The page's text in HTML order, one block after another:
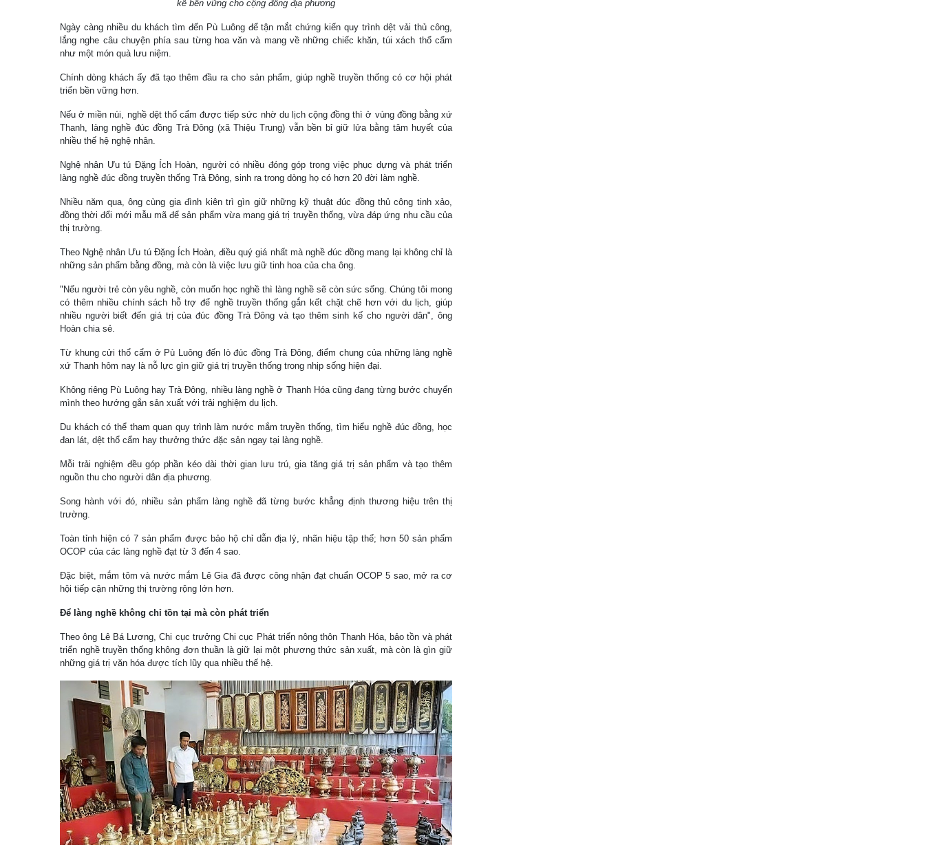
kế bền vững cho cộng đồng địa phương
Ngày càng nhiều du khách tìm đến Pù Luông để tận mắt chứng kiến quy trình dệt vải thủ công,
lắng nghe câu chuyện phía sau từng hoa văn và mang về những chiếc khăn, túi xách thổ cẩm
như một món quà lưu niệm.
Chính dòng khách ấy đã tạo thêm đầu ra cho sản phẩm, giúp nghề truyền thống có cơ hội phát
triển bền vững hơn.
Nếu ở miền núi, nghề dệt thổ cẩm được tiếp sức nhờ du lịch cộng đồng thì ở vùng đồng bằng xứ
Thanh, làng nghề đúc đồng Trà Đông (xã Thiệu Trung) vẫn bền bỉ giữ lửa bằng tâm huyết của
nhiều thế hệ nghệ nhân.
Nghệ nhân Ưu tú Đặng Ích Hoàn, người có nhiều đóng góp trong việc phục dựng và phát triển
làng nghề đúc đồng truyền thống Trà Đông, sinh ra trong dòng họ có hơn 20 đời làm nghề.
Nhiều năm qua, ông cùng gia đình kiên trì gìn giữ những kỹ thuật đúc đồng thủ công tinh xảo,
đồng thời đổi mới mẫu mã để sản phẩm vừa mang giá trị truyền thống, vừa đáp ứng nhu cầu của
thị trường.
Theo Nghệ nhân Ưu tú Đặng Ích Hoàn, điều quý giá nhất mà nghề đúc đồng mang lại không chỉ là
những sản phẩm bằng đồng, mà còn là việc lưu giữ tinh hoa của cha ông.
"Nếu người trẻ còn yêu nghề, còn muốn học nghề thì làng nghề sẽ còn sức sống. Chúng tôi mong
có thêm nhiều chính sách hỗ trợ để nghề truyền thống gắn kết chặt chẽ hơn với du lịch, giúp
nhiều người biết đến giá trị của đúc đồng Trà Đông và tạo thêm sinh kế cho người dân", ông
Hoàn chia sẻ.
Từ khung cửi thổ cẩm ở Pù Luông đến lò đúc đồng Trà Đông, điểm chung của những làng nghề
xứ Thanh hôm nay là nỗ lực gìn giữ giá trị truyền thống trong nhịp sống hiện đại.
Không riêng Pù Luông hay Trà Đông, nhiều làng nghề ở Thanh Hóa cũng đang từng bước chuyển
mình theo hướng gắn sản xuất với trải nghiệm du lịch.
Du khách có thể tham quan quy trình làm nước mắm truyền thống, tìm hiểu nghề đúc đồng, học
đan lát, dệt thổ cẩm hay thưởng thức đặc sản ngay tại làng nghề.
Mỗi trải nghiệm đều góp phần kéo dài thời gian lưu trú, gia tăng giá trị sản phẩm và tạo thêm
nguồn thu cho người dân địa phương.
Song hành với đó, nhiều sản phẩm làng nghề đã từng bước khẳng định thương hiệu trên thị
trường.
Toàn tỉnh hiện có 7 sản phẩm được bảo hộ chỉ dẫn địa lý, nhãn hiệu tập thể; hơn 50 sản phẩm
OCOP của các làng nghề đạt từ 3 đến 4 sao.
Đặc biệt, mắm tôm và nước mắm Lê Gia đã được công nhận đạt chuẩn OCOP 5 sao, mở ra cơ
hội tiếp cận những thị trường rộng lớn hơn.
Để làng nghề không chỉ tồn tại mà còn phát triển
Theo ông Lê Bá Lương, Chi cục trưởng Chi cục Phát triển nông thôn Thanh Hóa, bảo tồn và phát
triển nghề truyền thống không đơn thuần là giữ lại một phương thức sản xuất, mà còn là gìn giữ
những giá trị văn hóa được tích lũy qua nhiều thế hệ.